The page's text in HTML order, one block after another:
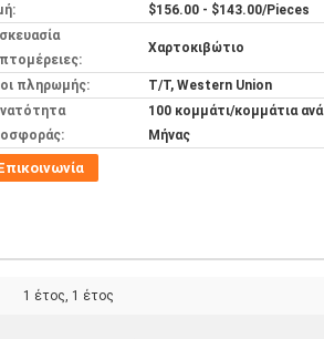
$156.00 - $143.00/Pieces
Χαρτοκιβώτιο
πληρωμής:
T/T, Western Union
100 κομμάτι/κομμάτια ανά
Μήνας
1 έτος, 1 έτος